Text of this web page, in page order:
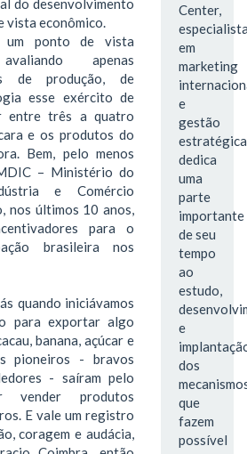
vista econômico.
ponto de vista
apenas
de produção, de
esse exército de
entre três a quatro
e os produtos do
Bem, pelo menos
– Ministério do
e Comércio
nos últimos 10 anos,
para o
brasileira nos
quando iniciávamos
para exportar algo
banana, açúcar e
pioneiros - bravos
- saíram pelo
vender produtos
E vale um registro
coragem e audácia,
Center,
em
marketing
e
gestão
dedica
uma
parte
importante
de seu
tempo
ao
estudo,
e
dos
que
fazem
possível